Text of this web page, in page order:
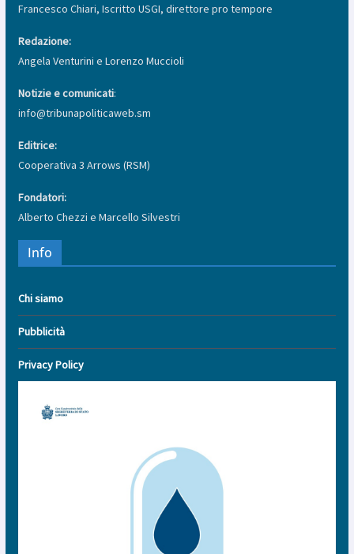
Francesco Chiari, Iscritto USGI, direttore pro tempore
Redazione:
Angela Venturini e Lorenzo Muccioli
Notizie e comunicati:
info@tribunapoliticaweb.sm
Editrice:
Cooperativa 3 Arrows (RSM)
Fondatori:
Alberto Chezzi e Marcello Silvestri
Info
Chi siamo
Pubblicità
Privacy Policy